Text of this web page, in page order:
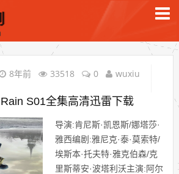
8年前 33518 0 wuxiu
S01全集高清迅雷下载
导演:肯尼斯·凯恩斯/娜塔莎·
雅西编剧:雅尼克·泰·莫索特/
埃斯本·托夫特·雅克伯森/克
里斯蒂安·波塔利沃主演:阿尔